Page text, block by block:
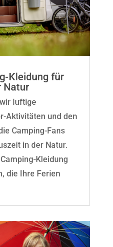
Kleidung für
Natur
luftige
Aktivitäten und den
Camping-Fans
in der Natur.
Kleidung
die Ihre Ferien